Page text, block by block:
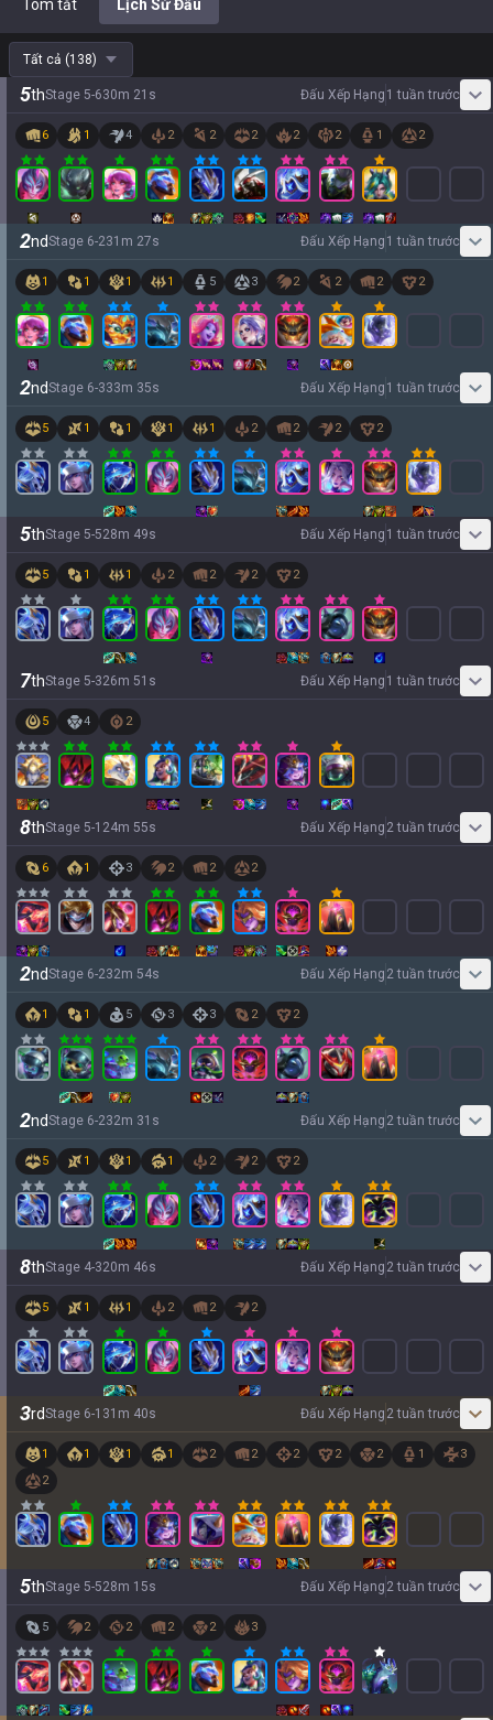
Tóm tắt Lịch Sử Đấu
Tất cả (138)
5thStage 5-630m 21 s Đấu Xếp Hạng 1 tuần trước
6 1 4 2 2 2 2 2 1 2
2ndStage 6-231 m 27s Đấu Xếp Hạng 1 tuần trước
1 1 1 1 5 3 2 2 2 2
2ndStage 6-333m 35s Đấu Xếp Hạng 1 tuần trước
5 1 1 1 1 2 2 2 2
5thStage 5-528m 49s Đấu Xếp Hạng 1 tuần trước
5 1 1 2 2 2 2
7thStage 5-326m 51 s Đấu Xếp Hạng 1 tuần trước
5 4 2
8thStage 5-1 24m 55s Đấu Xếp Hạng 2 tuần trước
6 1 3 2 2 2
2ndStage 6-232m 54s Đấu Xếp Hạng 2 tuần trước
1 1 5 3 3 2 2
2ndStage 6-232m 31 s Đấu Xếp Hạng 2 tuần trước
5 1 1 1 2 2 2
8thStage 4-320m 46s Đấu Xếp Hạng 2 tuần trước
5 1 1 2 2 2
3rdStage 6-1 31 m 40s Đấu Xếp Hạng 2 tuần trước
1 1 1 1 2 2 2 2 2 1
3
2
5thStage 5-528m 15s Đấu Xếp Hạng 2 tuần trước
5 2 2 2 2 3